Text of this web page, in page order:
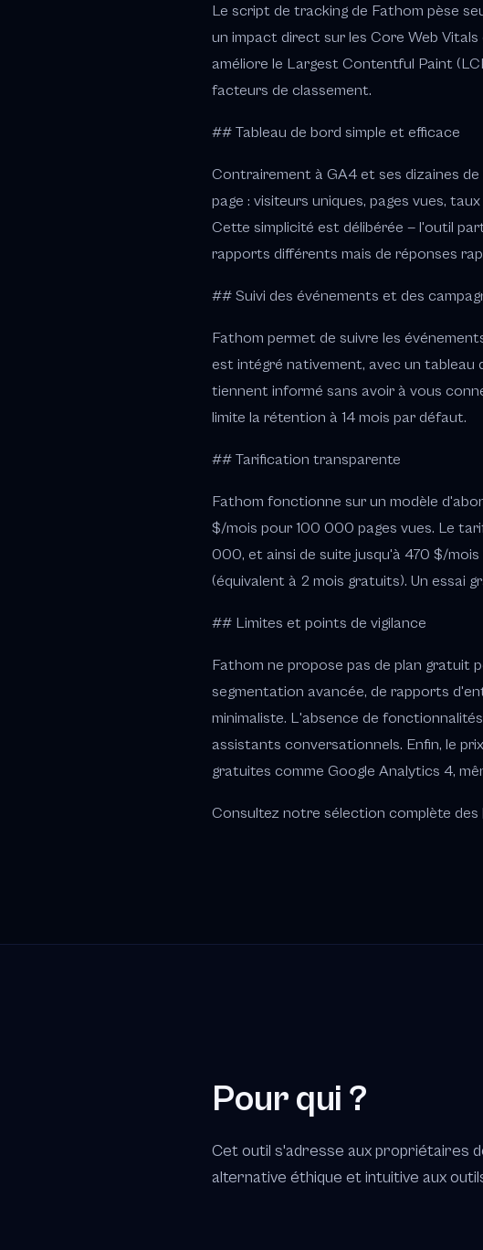
Le script de tracking de Fathom pèse
un impact direct sur les Core Web
améliore le Largest Contentful Paint
facteurs de classement.
## Tableau de bord simple et efficace
Contrairement à GA4 et ses dizaines
page : visiteurs uniques, pages vues,
Cette simplicité est délibérée — l'outil
rapports différents mais de réponses
## Suivi des événements et des
Fathom permet de suivre les
est intégré nativement, avec un tableau
tiennent informé sans avoir à vous
limite la rétention à 14 mois par défaut.
## Tarification transparente
Fathom fonctionne sur un modèle
$/mois pour 100 000 pages vues. Le
000, et ainsi de suite jusqu'à 470 $/
(équivalent à 2 mois gratuits). Un essai
## Limites et points de vigilance
Fathom ne propose pas de plan gratuit
segmentation avancée, de rapports
minimaliste. L'absence de
assistants conversationnels. Enfin, le
gratuites comme Google Analytics 4,
Consultez notre sélection complète
Pour qui ?
Cet outil s'adresse aux propriétaires
alternative éthique et intuitive aux